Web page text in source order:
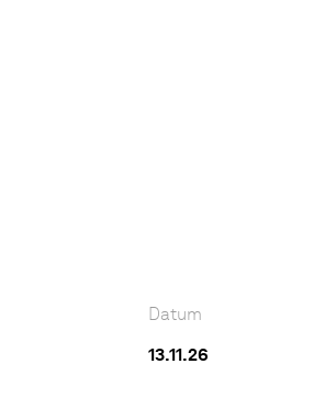
Datum
13.11.26